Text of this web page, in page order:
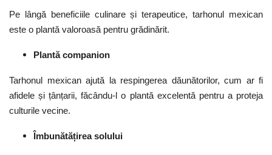
Pe lângă beneficiile culinare și terapeutice, tarhonul mexican
este o plantă valoroasă pentru grădinărit.
Plantă companion
Tarhonul mexican ajută la respingerea dăunătorilor, cum ar fi
afidele și țânțarii, făcându-l o plantă excelentă pentru a proteja
culturile vecine.
Îmbunătățirea solului